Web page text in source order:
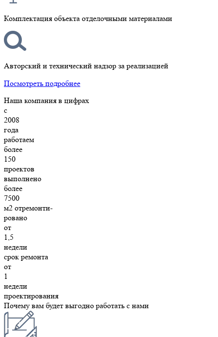
Комплектация объекта отделочными материалами
Авторский и технический надзор за реализацией
Посмотреть подробнее
Наша компания в цифрах
с
2008
года
работаем
более
150
проектов
выполнено
более
7500
м2 отремонти-
ровано
от
1,5
недели
срок ремонта
от
1
недели
проектирования
Почему вам будет выгодно работать с нами